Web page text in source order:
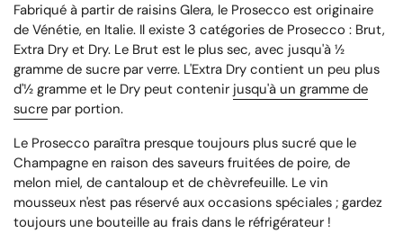
Fabriqué à partir de raisins Glera, le Prosecco est originaire
de Vénétie, en Italie. Il existe 3 catégories de Prosecco : Brut,
Extra Dry et Dry. Le Brut est le plus sec, avec jusqu'à ½
gramme de sucre par verre. L'Extra Dry contient un peu plus
d'½ gramme et le Dry peut contenir jusqu'à un gramme de
sucre par portion.
Le Prosecco paraîtra presque toujours plus sucré que le
Champagne en raison des saveurs fruitées de poire, de
melon miel, de cantaloup et de chèvrefeuille. Le vin
mousseux n'est pas réservé aux occasions spéciales ; gardez
toujours une bouteille au frais dans le réfrigérateur !